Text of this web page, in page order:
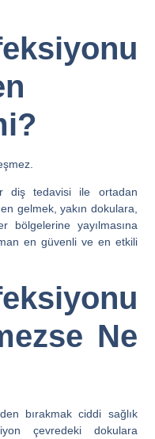
diş tedavisi ile ortadan
gelmek, yakın dokulara,
bölgelerine yayılmasına
en güvenli ve en etkili
Ne
bırakmak ciddi sağlık
çevredeki dokulara